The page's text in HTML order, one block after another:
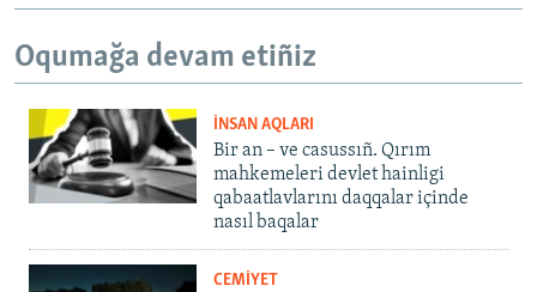
Oqumağa devam etiñiz
İNSAN AQLARI
Bir an – ve casussıñ. Qırım
mahkemeleri devlet hainligi
qabaatlavlarını daqqalar içinde
nasıl baqalar
CEMİYET